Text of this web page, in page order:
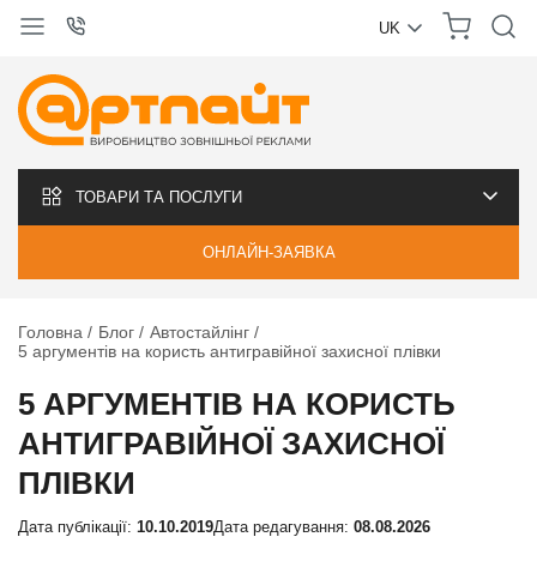
UK
ТОВАРИ ТА ПОСЛУГИ
ОНЛАЙН-ЗАЯВКА
Головна Блог
Автостайлінг
5 аргументів на користь антигравійної захисної плівки
5 АРГУМЕНТІВ НА КОРИСТЬ
АНТИГРАВІЙНОЇ ЗАХИСНОЇ
ПЛІВКИ
Дата публікації: 10.10.2019Дата редагування: 08.08.2026